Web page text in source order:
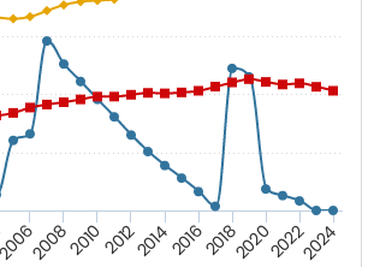
200820102012201420162018202020222024